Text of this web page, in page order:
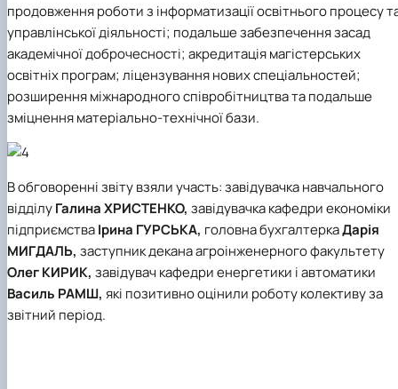
продовження роботи з інформатизації освітнього процесу
управлінської діяльності; подальше забезпечення засад
академічної доброчесності; акредитація магістерських
освітніх програм; ліцензування нових спеціальностей;
розширення міжнародного співробітництва та подальше
зміцнення матеріально-технічної бази.
В обговоренні звіту взяли участь: завідувачка навчального
відділуГалина ХРИСТЕНКО, завідувачка кафедри економіки
підприємстваІрина ГУРСЬКА, головна бухгалтеркаДарія
МИГДАЛЬ, заступник декана агроінженерного факультету
Олег КИРИК, завідувач кафедри енергетики і автоматики
Василь РАМШ, які позитивно оцінили роботу колективу за
звітний період.